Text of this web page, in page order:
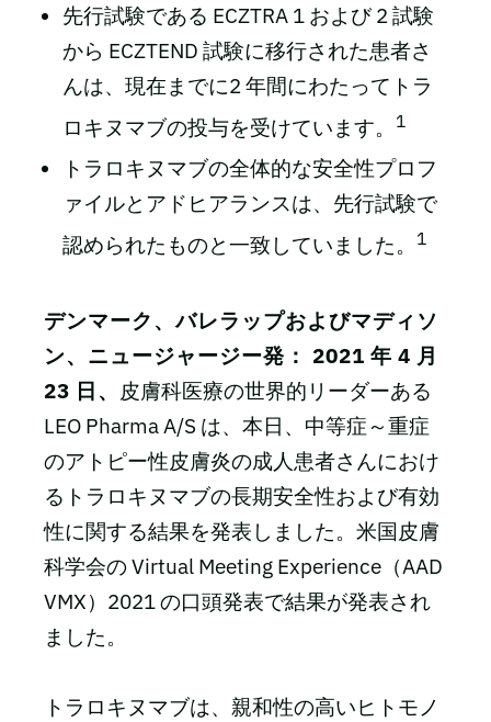
先行試験である ECZTRA 1 および 2 試験
から ECZTEND 試験に移行された患者さ
んは、現在までに2 年間にわたってトラ
ロキヌマブの投与を受けています。
1
トラロキヌマブの全体的な安全性プロフ
ァイルとアドヒアランスは、先行試験で
認められたものと一致していました。
1
デンマーク、バレラップおよびマディソ
ン、ニュージャージー発： 2021 年 4 月
23 日、 皮膚科医療の世界的リーダーある
LEO Pharma A/S は、本日、中等症～重症
のアトピー性皮膚炎の成人患者さんにおけ
るトラロキヌマブの長期安全性および有効
性に関する結果を発表しました。米国皮膚
科学会の Virtual Meeting Experience（AAD
VMX）2021 の口頭発表で結果が発表され
ました。
トラロキヌマブは、親和性の高いヒトモノ